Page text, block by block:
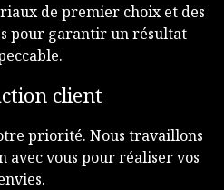
de premier choix et des
pour garantir un résultat
client
priorité. Nous travaillons
avec vous pour réaliser vos